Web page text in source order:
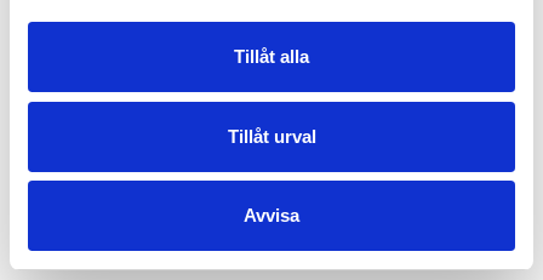
Tillåt alla
Tillåt urval
Avvisa